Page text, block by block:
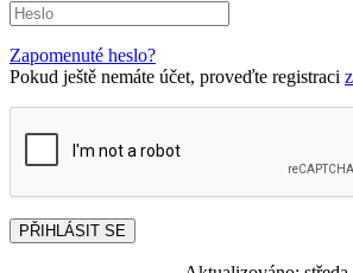
Zapomenuté heslo?
Pokud ještě nemáte účet, proveďte registraci
PŘIHLÁSIT SE